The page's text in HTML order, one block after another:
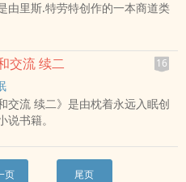
由里斯.特劳特创作的一本商道类
交流 续二 16
交流 续二》是由枕着永远入眠创
书籍。
页 尾页